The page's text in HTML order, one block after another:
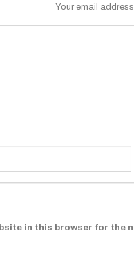
Your email
in this browser for the